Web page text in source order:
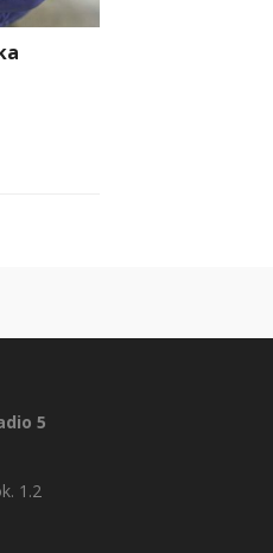
5
1.2